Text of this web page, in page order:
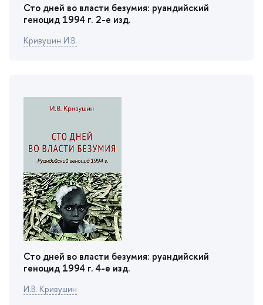
Сто дней во власти безумия: руандийский
еноцид 1994 г. 2-е изд.
Кривушин И.В.
Сто дней во власти безумия: руандийский
еноцид 1994 г. 4-е изд.
И.В. Кривушин